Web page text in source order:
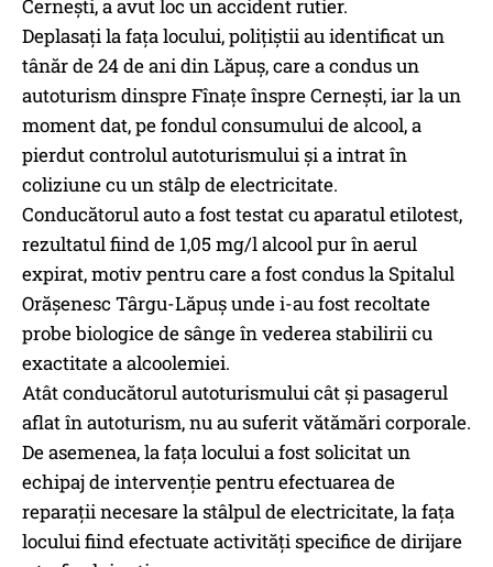
Cernești, a avut loc un accident rutier.
Deplasați la fața locului, polițiștii au identificat un
tânăr de 24 de ani din Lăpuș, care a condus un
autoturism dinspre Fînațe înspre Cernești, iar la un
moment dat, pe fondul consumului de alcool, a
pierdut controlul autoturismului și a intrat în
coliziune cu un stâlp de electricitate.
Conducătorul auto a fost testat cu aparatul etilotest,
rezultatul fiind de 1,05 mg/l alcool pur în aerul
expirat, motiv pentru care a fost condus la Spitalul
Orășenesc Târgu-Lăpuș unde i-au fost recoltate
probe biologice de sânge în vederea stabilirii cu
exactitate a alcoolemiei.
Atât conducătorul autoturismului cât și pasagerul
aflat în autoturism, nu au suferit vătămări corporale.
De asemenea, la fața locului a fost solicitat un
echipaj de intervenție pentru efectuarea de
reparații necesare la stâlpul de electricitate, la fața
locului fiind efectuate activități specifice de dirijare